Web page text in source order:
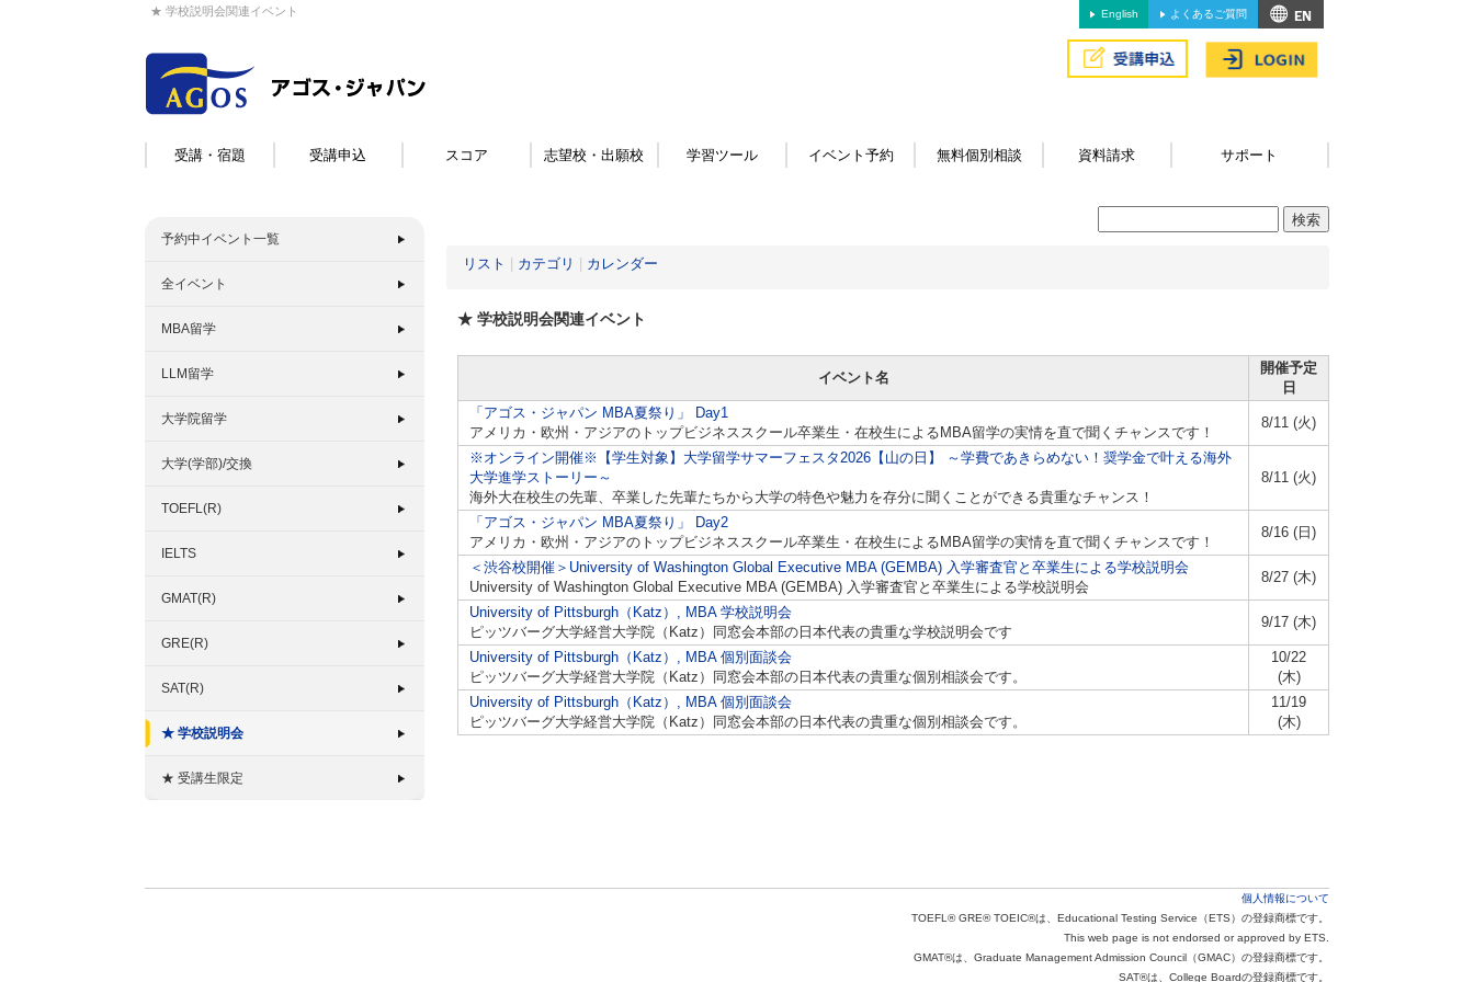
★ 学校説明会関連イベント English よくあるご質問
受講・宿題 受講申込 スコア 志望校・出願校 学習ツール イベント予約 無料個別相談 資料請求 サポート
予約中イベント一覧
全イベント
MBA留学
LLM留学
大学院留学
大学(学部)/交換
TOEFL(R)
IELTS
GMAT(R)
GRE(R)
SAT(R)
★ 学校説明会
★ 受講生限定
リスト カテゴリ カレンダー
★ 学校説明会関連イベント
イベント名
開催予定
日
「アゴス・ジャパン MBA夏祭り」 Day1
アメリカ・欧州・アジアのトップビジネススクール卒業生・在校生によるMBA留学の実情を直で聞くチャンスです！
8/11 (火)
※オンライン開催※【学生対象】大学留学サマーフェスタ2026【山の日】 ～学費であきらめない！奨学金で叶える海外
大学進学ストーリー～
海外大在校生の先輩、卒業した先輩たちから大学の特色や魅力を存分に聞くことができる貴重なチャンス！
8/11 (火)
「アゴス・ジャパン MBA夏祭り」 Day2
アメリカ・欧州・アジアのトップビジネススクール卒業生・在校生によるMBA留学の実情を直で聞くチャンスです！
8/16 (日)
＜渋谷校開催＞University of Washington Global Executive MBA (GEMBA) 入学審査官と卒業生による学校説明会
University of Washington Global Executive MBA (GEMBA) 入学審査官と卒業生による学校説明会
8/27 (木)
University of Pittsburgh（Katz）, MBA 学校説明会
ピッツバーグ大学経営大学院（Katz）同窓会本部の日本代表の貴重な学校説明会です
9/17 (木)
University of Pittsburgh（Katz）, MBA 個別面談会
ピッツバーグ大学経営大学院（Katz）同窓会本部の日本代表の貴重な個別相談会です。
10/22
(木)
University of Pittsburgh（Katz）, MBA 個別面談会
ピッツバーグ大学経営大学院（Katz）同窓会本部の日本代表の貴重な個別相談会です。
11/19
(木)
個人情報について
TOEFL® GRE® TOEIC®は、Educational Testing Service（ETS）の登録商標です。
This web page is not endorsed or approved by ETS.
GMAT®は、Graduate Management Admission Council（GMAC）の登録商標です。
SAT®は、College Boardの登録商標です。